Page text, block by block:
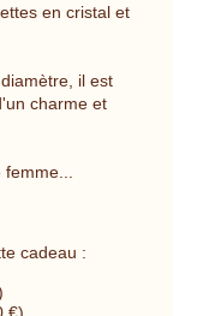
en cristal et
il est
charme et
cadeau :
€)